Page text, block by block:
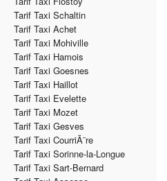
Tarif Taxi Schaltin
Tarif Taxi Achet
Tarif Taxi Mohiville
Tarif Taxi Hamois
Tarif Taxi Goesnes
Tarif Taxi Haillot
Tarif Taxi Evelette
Tarif Taxi Mozet
Tarif Taxi Gesves
Tarif Taxi CourriÃ¨re
Tarif Taxi Sorinne-la-Longue
Tarif Taxi Sart-Bernard